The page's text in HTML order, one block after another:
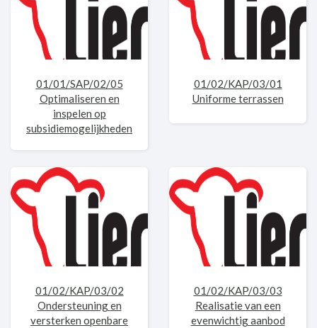
01/01/SAP/02/05
Optimaliseren en
inspelen op
subsidiemogelijkheden
01/02/KAP/03/01
Uniforme terrassen
01/02/KAP/03/02
Ondersteuning en
versterken openbare
01/02/KAP/03/03
Realisatie van een
evenwichtig aanbod